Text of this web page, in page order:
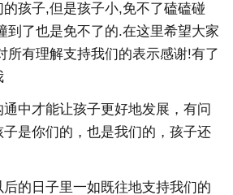
孩子,但是孩子小,免不了磕磕碰
到了也是免不了的.在这里希望大家
所有理解支持我们的表示感谢!有了
中才能让孩子更好地发展，有问
是你们的，也是我们的，孩子还
的日子里一如既往地支持我们的